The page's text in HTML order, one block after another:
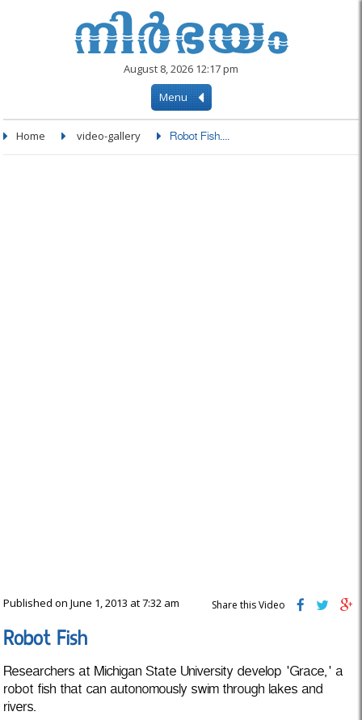
August 8, 2026 12:17 pm
Menu
Home video-gallery Robot Fish....
Published on June 1, 2013 at 7:32 am Share this Video
Robot Fish
Researchers at Michigan State University develop 'Grace,' a
robot fish that can autonomously swim through lakes and
rivers.